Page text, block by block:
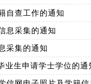
自查工作的通知
息采集的通知
采集的通知
业生申请学士学位的通